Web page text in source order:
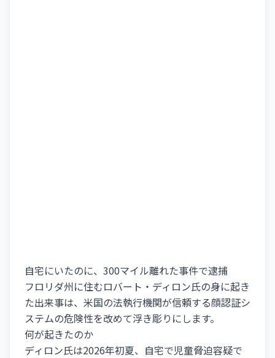
自宅にいたのに、300マイル離れた事件で逮捕
フロリダ州に住むロバート・ディロン氏の身に起き
た出来事は、米国の法執行機関が信頼する顔認証シ
ステムの危険性を改めて浮き彫りにします。
何が起きたのか
ディロン氏は2026年初夏、自宅で児童脅迫容疑で